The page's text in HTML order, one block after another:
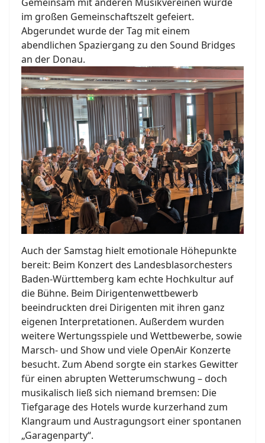
im großen Gemeinschaftszelt gefeiert.
Abgerundet wurde der Tag mit einem
abendlichen Spaziergang zu den Sound Bridges
an der Donau.
Auch der Samstag hielt emotionale Höhepunkte
bereit: Beim Konzert des Landesblasorchesters
Baden-Württemberg kam echte Hochkultur auf
die Bühne. Beim Dirigentenwettbewerb
beeindruckten drei Dirigenten mit ihren ganz
eigenen Interpretationen. Außerdem wurden
weitere Wertungsspiele und Wettbewerbe, sowie
Marsch- und Show und viele OpenAir Konzerte
besucht. Zum Abend sorgte ein starkes Gewitter
für einen abrupten Wetterumschwung – doch
musikalisch ließ sich niemand bremsen: Die
Tiefgarage des Hotels wurde kurzerhand zum
Klangraum und Austragungsort einer spontanen
„Garagenparty“.